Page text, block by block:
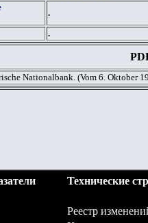
.
.
Nationalbank. (Vom 6. Oktober
Технические
Реестр